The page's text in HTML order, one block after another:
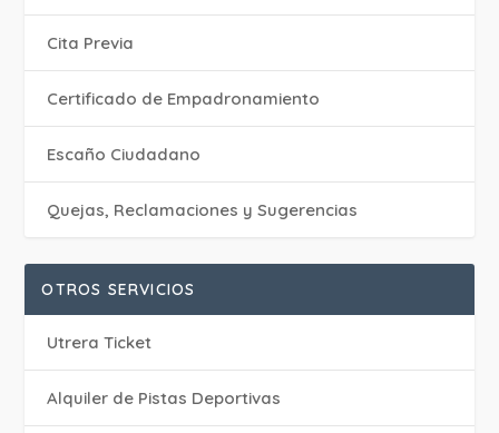
Cita Previa
Certificado de Empadronamiento
Escaño Ciudadano
Quejas, Reclamaciones y Sugerencias
OTROS SERVICIOS
Utrera Ticket
Alquiler de Pistas Deportivas